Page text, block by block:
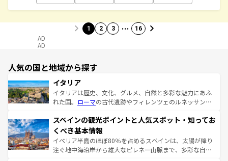
1 2 3 … 16
AD
AD
人気の国と地域から探す
イタリア
イタリアは歴史、文化、グルメ、自然と多彩な魅力にあふ
れた国。 ローマの古代遺跡やフィレンツェのルネッサンス
ろん、トスカーナの美しい田園風景やアマルフィ海岸の絶
景など、自然景観も見逃せない。観光の合間には、本場の
ピザやパスタなど、絶品のイタリア料理を堪能することも
できる。朝目覚めてから夜眠るまで、すべての瞬間を楽し
スペインの観光ポイントと人気スポット・知ってお
くべき基本情報
イベリア半島のほぼ80％を占めるスペインは、太陽が降り
注ぐ地中海沿岸から雄大なピレネー山脈まで、多彩な自然